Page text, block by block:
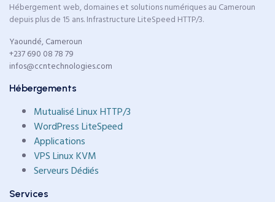
Hébergement web, domaines et solutions numériques au Cameroun
depuis plus de 15 ans. Infrastructure LiteSpeed HTTP/3.
Yaoundé, Cameroun
+237 690 08 78 79
infos@ccntechnologies.com
Hébergements
Mutualisé Linux HTTP/3
WordPress LiteSpeed
Applications
VPS Linux KVM
Serveurs Dédiés
Services